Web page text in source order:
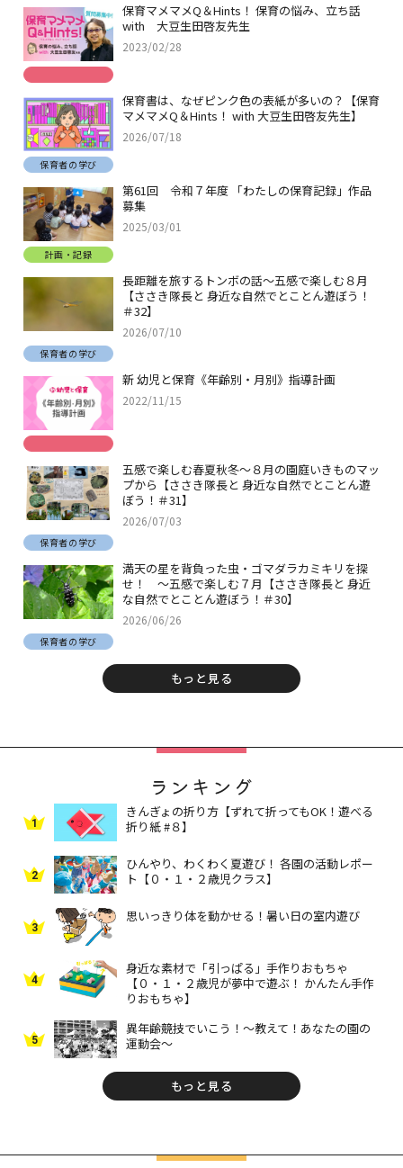
保育マメマメQ＆Hints！ 保育の悩み、立ち話
with 大豆生田啓友先生
2023/02/28
保育書は、なぜピンク色の表紙が多いの？【保育
マメマメQ＆Hints！ with 大豆生田啓友先生】
2026/07/18
保育者の学び
第61回 令和７年度 「わたしの保育記録」作品
募集
2025/03/01
計画・記録
長距離を旅するトンボの話～五感で楽しむ８月
【ささき隊長と 身近な自然でとことん遊ぼう！
＃32】
2026/07/10
保育者の学び
新 幼児と保育《年齢別・月別》指導計画
2022/11/15
五感で楽しむ春夏秋冬～８月の園庭いきものマッ
プから【ささき隊長と 身近な自然でとことん遊
ぼう！＃31】
2026/07/03
保育者の学び
満天の星を背負った虫・ゴマダラカミキリを探
せ！ ～五感で楽しむ７月【ささき隊長と 身近
な自然でとことん遊ぼう！＃30】
2026/06/26
保育者の学び
もっと見る
ランキング
1
きんぎょの折り方【ずれて折ってもOK！遊べる
折り紙 #８】
2
ひんやり、わくわく夏遊び！ 各園の活動レポー
ト【０・１・２歳児クラス】
3
思いっきり体を動かせる！暑い日の室内遊び
4
身近な素材で「引っぱる」手作りおもちゃ
【０・１・２歳児が夢中で遊ぶ！ かんたん手作
りおもちゃ】
5
異年齢競技でいこう！～教えて！あなたの園の
運動会～
もっと見る